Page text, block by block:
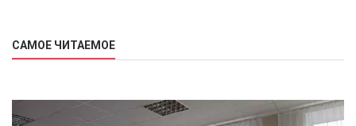
САМОЕ ЧИТАЕМОЕ